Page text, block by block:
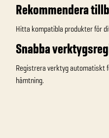
Rekommendera
Hitta kompatibla produkter för
Snabba
Registrera verktyg automatiskt
hämtning.